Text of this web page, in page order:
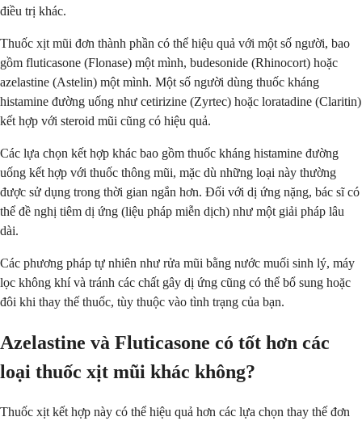
điều trị khác.
Thuốc xịt mũi đơn thành phần có thể hiệu quả với một số người, bao
gồm fluticasone (Flonase) một mình, budesonide (Rhinocort) hoặc
azelastine (Astelin) một mình. Một số người dùng thuốc kháng
histamine đường uống như cetirizine (Zyrtec) hoặc loratadine (Claritin)
kết hợp với steroid mũi cũng có hiệu quả.
Các lựa chọn kết hợp khác bao gồm thuốc kháng histamine đường
uống kết hợp với thuốc thông mũi, mặc dù những loại này thường
được sử dụng trong thời gian ngắn hơn. Đối với dị ứng nặng, bác sĩ có
thể đề nghị tiêm dị ứng (liệu pháp miễn dịch) như một giải pháp lâu
dài.
Các phương pháp tự nhiên như rửa mũi bằng nước muối sinh lý, máy
lọc không khí và tránh các chất gây dị ứng cũng có thể bổ sung hoặc
đôi khi thay thế thuốc, tùy thuộc vào tình trạng của bạn.
Azelastine và Fluticasone có tốt hơn các
loại thuốc xịt mũi khác không?
Thuốc xịt kết hợp này có thể hiệu quả hơn các lựa chọn thay thế đơn